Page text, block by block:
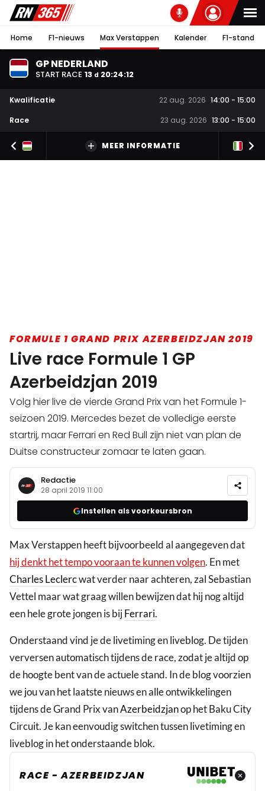
Home F1-nieuws Max Verstappen Kalender F1-stand
GP NEDERLAND
START RACE 13 d 20:24:12
Kwalificatie 22 aug. 2026 14:00 - 15:00
Race
23 aug. 2026 13:00 - 15:00
MEER INFORMATIE
FORMULE 1 GRAND PRIX AZERBEIDZJAN 2019
Live race Formule 1 GP
Azerbeidzjan 2019
Volg hier live de vierde Grand Prix van het Formule 1-
seizoen 2019. Mercedes bezet de volledige eerste
startrij, maar Ferrari en Red Bull zijn niet van plan de
Duitse constructeur zomaar te laten gaan.
Redactie
28 april 2019 11:00
Instellen als voorkeursbron
Max Verstappen heeft bijvoorbeeld al aangegeven dat
hij denkt het tempo vooraan te kunnen volgen. En met
Charles Leclercwat verder naar achteren, zal Sebastian
Vettel maar wat graag willen bewijzen dat hij nog altijd
een hele grote jongen is bijFerrari.
Onderstaand vind je de livetiming en liveblog. De tijden
verversen automatisch tijdens de race, zodat je altijd op
de hoogte bent van de actuele stand. In de blog voorzien
we jou van het laatste nieuws en alle ontwikkelingen
tijdens de Grand Prix vanAzerbeidzjanop het Baku City
Circuit. Je kan eenvoudig switchen tussen livetiming en
liveblog in het onderstaande blok.
RACE - AZERBEIDZJAN